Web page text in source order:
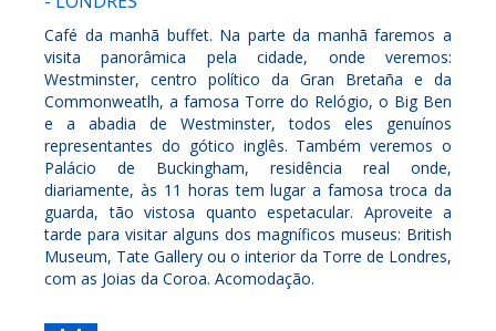
Café da manhã buffet. Na parte da manhã faremos a
visita panorâmica pela cidade, onde veremos:
Westminster, centro político da Gran Bretaña e da
Commonweatlh, a famosa Torre do Relógio, o Big Ben
e a abadia de Westminster, todos eles genuínos
representantes do gótico inglês. Também veremos o
Palácio de Buckingham, residência real onde,
diariamente, às 11 horas tem lugar a famosa troca da
guarda, tão vistosa quanto espetacular. Aproveite a
tarde para visitar alguns dos magníficos museus: British
Museum, Tate Gallery ou o interior da Torre de Londres,
com as Joias da Coroa. Acomodação.